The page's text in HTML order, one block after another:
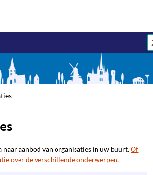
naar aanbod van organisaties in uw buurt.Of
over de verschillende onderwerpen.